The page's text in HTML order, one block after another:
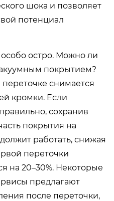
шока и позволяет
потенциал
остро. Можно ли
покрытием?
снимается
кромки. Если
сохранив
покрытия на
работать, снижая
переточки
на 20–30%. Некоторые
предлагают
после переточки,